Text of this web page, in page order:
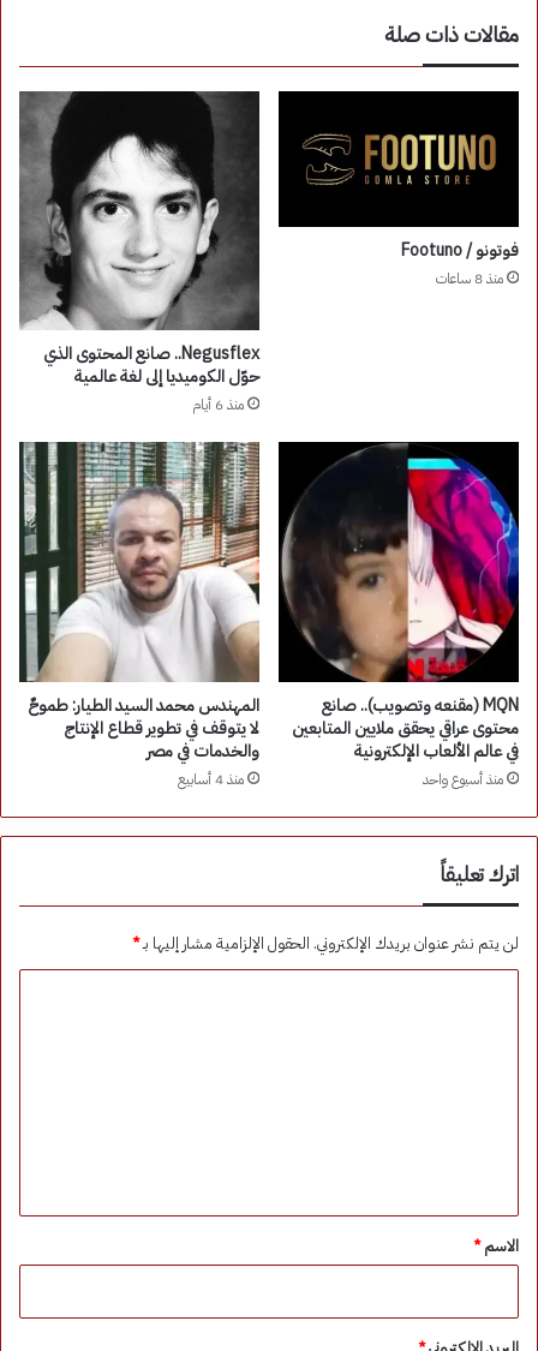
مقالات ذات صلة
فوتونو / Footuno
منذ 8 ساعات
Negusflex.. صانع المحتوى الذي
حوّل الكوميديا إلى لغة عالمية
منذ 6 أيام
MQN (مقنعه وتصويب).. صانع
محتوى عراقي يحقق ملايين المتابعين
في عالم الألعاب الإلكترونية
منذ أسبوع واحد
المهندس محمد السيد الطيار: طموحٌ
لا يتوقف في تطوير قطاع الإنتاج
والخدمات في مصر
منذ 4 أسابيع
اترك تعليقاً
لن يتم نشر عنوان بريدك الإلكتروني. الحقول الإلزامية مشار إليها بـ*
*
الاسم*